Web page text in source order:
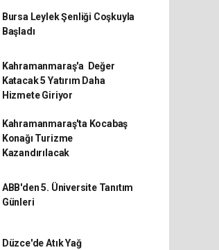
Bursa Leylek Şenliği Coşkuyla
Başladı
Kahramanmaraş'a Değer
Katacak 5 Yatırım Daha
Hizmete Giriyor
Kahramanmaraş'ta Kocabaş
Konağı Turizme
Kazandırılacak
ABB'den 5. Üniversite Tanıtım
Günleri
Düzce'de Atık Yağ